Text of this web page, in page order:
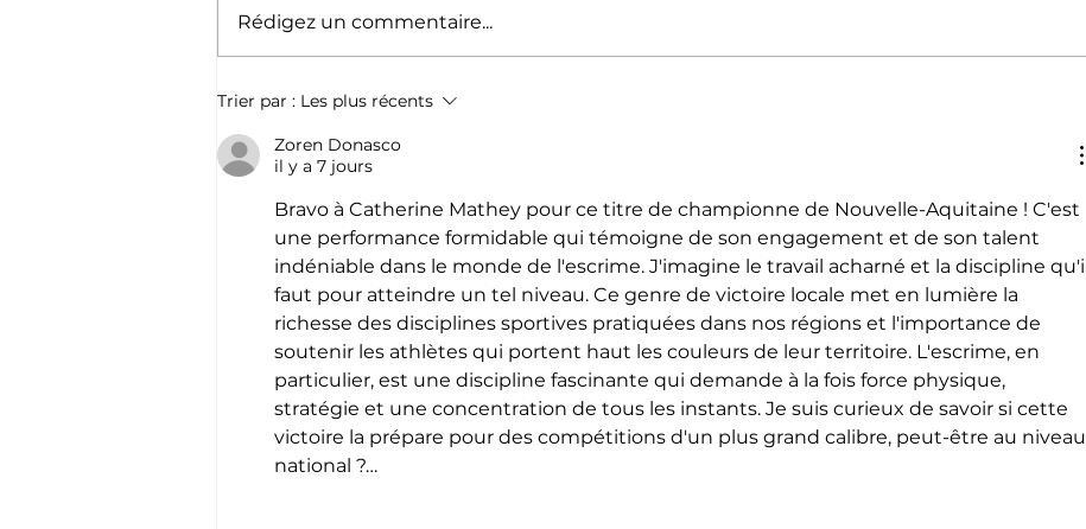
Escrime & pentathlon -
Rédigez un commentaire...
Trier par : Les plus récents
Zoren Donasco
il y a 7 jours
Bravo à Catherine Mathey pour ce titre de championne de Nouvelle-Aquitaine ! C'est
une performance formidable qui témoigne de son engagement et de son talent
indéniable dans le monde de l'escrime. J'imagine le travail acharné et la discipline qu'il
faut pour atteindre un tel niveau. Ce genre de victoire locale met en lumière la
richesse des disciplines sportives pratiquées dans nos régions et l'importance de
soutenir les athlètes qui portent haut les couleurs de leur territoire. L'escrime, en
particulier, est une discipline fascinante qui demande à la fois force physique,
stratégie et une concentration de tous les instants. Je suis curieux de savoir si cette
victoire la prépare pour des compétitions d'un plus grand calibre, peut-être au niveau
national ?…